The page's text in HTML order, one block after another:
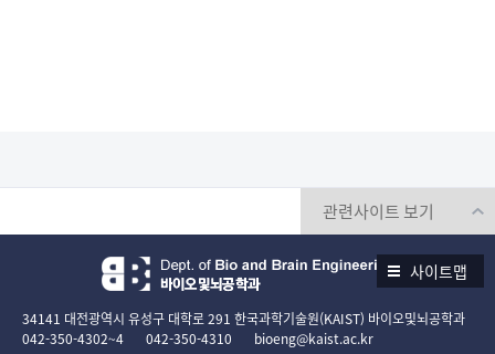
사이트맵
34141 대전광역시 유성구 대학로 291 한국과학기술원(KAIST) 바이오및뇌공학과
042-350-4302~4
042-350-4310 bioeng@kaist.ac.kr